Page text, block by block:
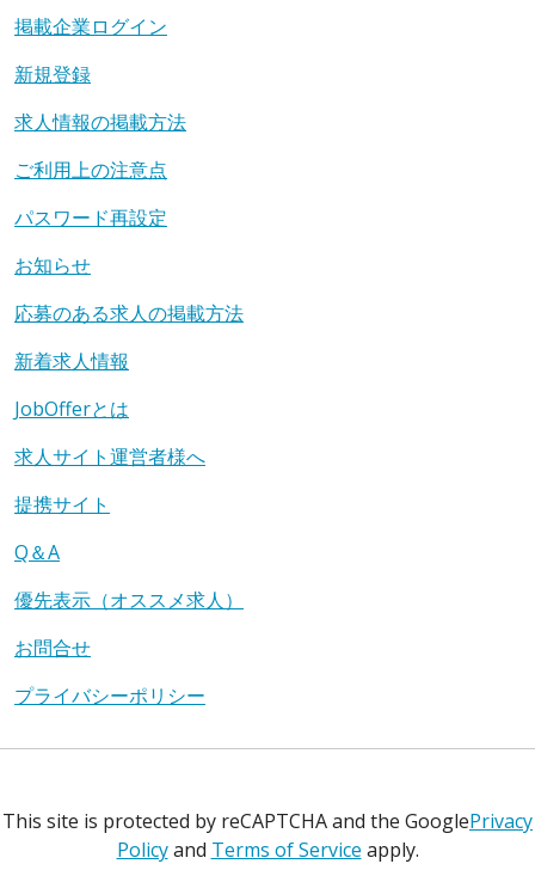
掲載企業ログイン
新規登録
求人情報の掲載方法
ご利用上の注意点
パスワード再設定
お知らせ
応募のある求人の掲載方法
新着求人情報
JobOfferとは
求人サイト運営者様へ
提携サイト
Q＆A
優先表示（オススメ求人）
お問合せ
プライバシーポリシー
This site is protected by reCAPTCHA and the GooglePrivacy
Policyand Terms of Service apply.